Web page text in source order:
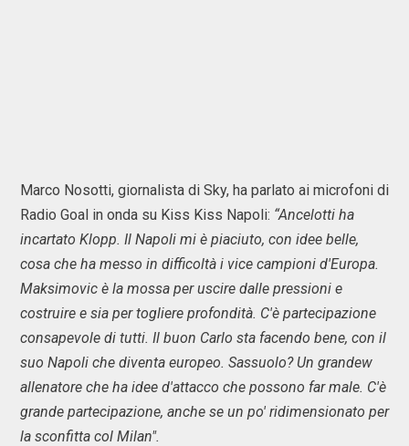
Marco Nosotti, giornalista di Sky, ha parlato ai microfoni di
Radio Goal in onda su Kiss Kiss Napoli: “Ancelotti ha
incartato Klopp. Il Napoli mi è piaciuto, con idee belle,
cosa che ha messo in difficoltà i vice campioni d'Europa.
Maksimovic è la mossa per uscire dalle pressioni e
costruire e sia per togliere profondità. C'è partecipazione
consapevole di tutti. Il buon Carlo sta facendo bene, con il
suo Napoli che diventa europeo. Sassuolo? Un grandew
allenatore che ha idee d'attacco che possono far male. C'è
grande partecipazione, anche se un po' ridimensionato per
la sconfitta col Milan".